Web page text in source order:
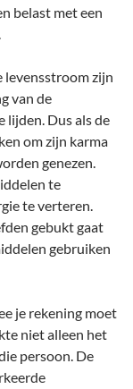
belast met een
levensstroom zijn
van de
lijden. Dus als de
om zijn karma
genezen.
te
te verteren.
gebukt gaat
gebruiken
je rekening moet
niet alleen het
persoon. De